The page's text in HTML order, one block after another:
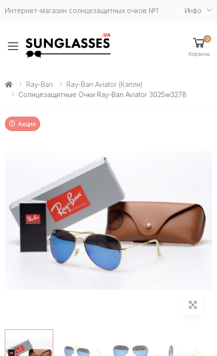
Интернет-магазин солнцезащитных очков №1 Инфо
Toggle mobile menu
0
Корзина
Ray-Ban
Ray-Ban Aviator (капли)
Солнцезащитные Очки Ray-Ban Aviator 3025w3278
Акция